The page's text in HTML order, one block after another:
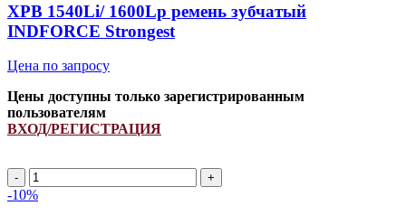
XPB 1540Li/ 1600Lp ремень зубчатый
INDFORCE Strongest
Цена по запросу
Цены доступны только зарегистрированным
пользователям
ВХОД/РЕГИСТРАЦИЯ
Количество
товара
-10%